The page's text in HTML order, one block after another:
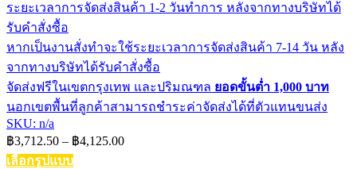
ระยะเวลาการจัดส่งสินค้า 1-2 วันทำการ หลังจากทางบริษัทได้
รับคำสั่งซื้อ
หากเป็นงานสั่งทำจะใช้ระยะเวลาการจัดส่งสินค้า 7-14 วัน หลัง
จากทางบริษัทได้รับคำสั่งซื้อ
จัดส่งฟรีในเขตกรุงเทพ และปริมณฑล ยอดขั้นต่ำ 1,000 บาท
นอกเขตพื้นที่ลูกค้าสามารถชำระค่าจัดส่งได้ที่ตัวแทนขนส่ง
SKU: n/a
฿3,712.50 – ฿4,125.00Price
เลือกรูปแบบ